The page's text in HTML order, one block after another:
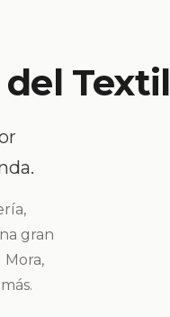
Textil
gran
Mora,